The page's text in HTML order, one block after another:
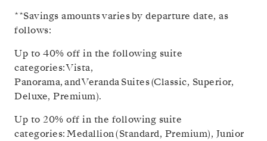
**Savings amounts varies by departure date, as
follows:
Up to 40% off in the following suite
categories: Vista,
Panorama, and Veranda Suites (Classic, Superior,
Deluxe, Premium).
Up to 20% off in the following suite
categories: Medallion (Standard, Premium), Junior